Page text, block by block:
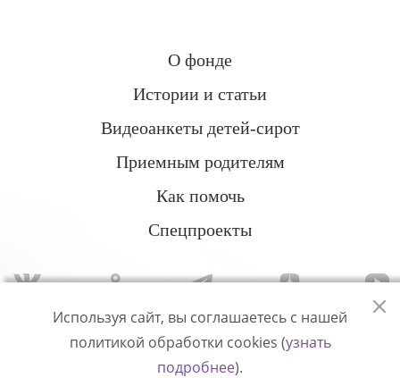
О фонде
Истории и статьи
Видеоанкеты детей-сирот
Приемным родителям
Как помочь
Спецпроекты
Политика конфиденциальности
Используя сайт, вы соглашаетесь с нашей
политикой обработки cookies (узнать
подробнее).